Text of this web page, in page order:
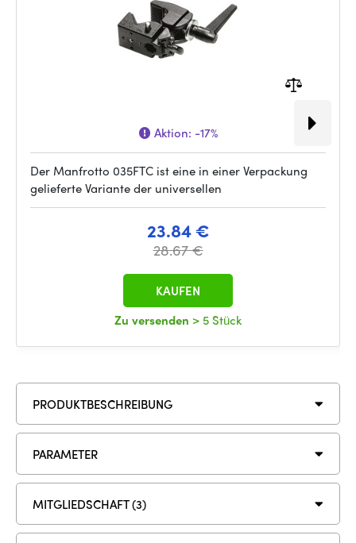
Aktion: -17%
Der Manfrotto 035FTC ist eine in einer Verpackung
gelieferte Variante der universellen
23.84 €
28.67 €
Zu versenden > 5 Stück
KAUFEN
PRODUKTBESCHREIBUNG
PARAMETER
MITGLIEDSCHAFT (3)